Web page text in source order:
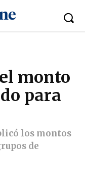
monto
para
los montos
de